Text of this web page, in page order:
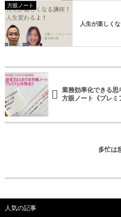
方眼ノート
人生が楽しく
業務効率化できる思
方眼ノート《プレミ
多忙は
人気の記事